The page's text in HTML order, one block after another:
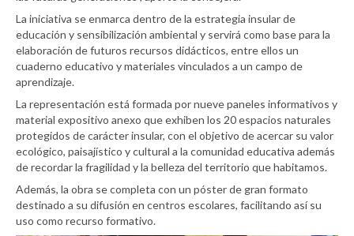
La iniciativa se enmarca dentro de la estrategia insular de
educación y sensibilización ambiental y servirá como base para la
elaboración de futuros recursos didácticos, entre ellos un
cuaderno educativo y materiales vinculados a un campo de
aprendizaje.
La representación está formada por nueve paneles informativos y
material expositivo anexo que exhiben los 20 espacios naturales
protegidos de carácter insular, con el objetivo de acercar su valor
ecológico, paisajístico y cultural a la comunidad educativa además
de recordar la fragilidad y la belleza del territorio que habitamos.
Además, la obra se completa con un póster de gran formato
destinado a su difusión en centros escolares, facilitando así su
uso como recurso formativo.